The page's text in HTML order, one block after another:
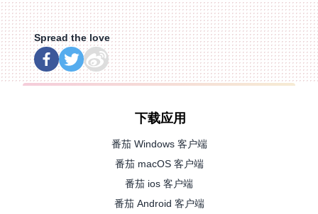
Spread the love
下载应用
番茄 Windows 客户端
番茄 macOS 客户端
番茄 ios 客户端
番茄 Android 客户端